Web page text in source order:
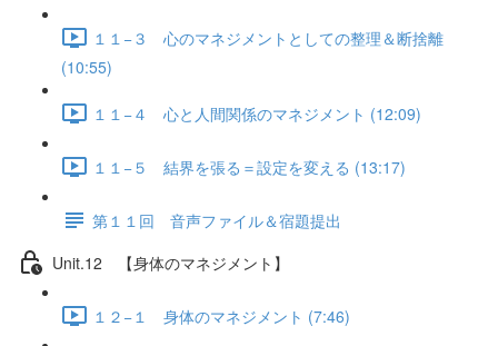
１１−３ 心のマネジメントとしての整理＆断捨離
(10:55)
１１−４ 心と人間関係のマネジメント (12:09)
１１−５ 結界を張る＝設定を変える (13:17)
第１１回 音声ファイル＆宿題提出
Unit.12 【身体のマネジメント】
１２−１ 身体のマネジメント (7:46)